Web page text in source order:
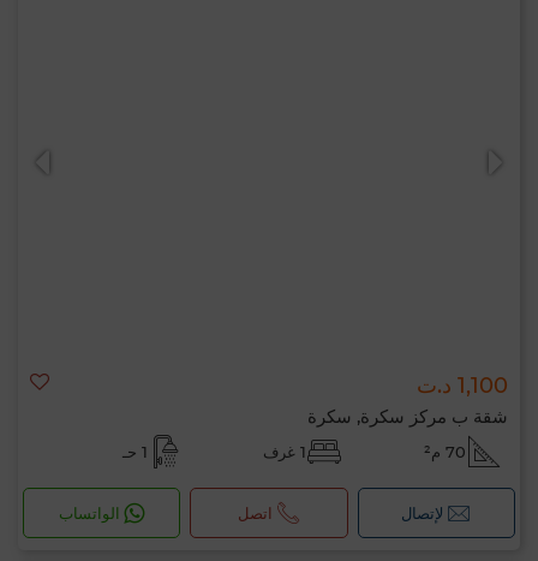
1,100 د.ت
شقة ب مركز سكرة, سكرة
70 م² 1 غرف 1 حـ
لإتصال اتصل الواتساب